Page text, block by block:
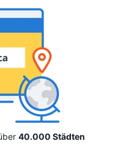
40.000 Städten